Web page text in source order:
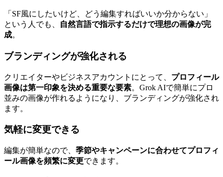
「SF風にしたいけど、どう編集すればいいか分からない」
という人でも、
自然言語で指示するだけで理想の画像が完
成。
ブランディングが強化される
クリエイターやビジネスアカウントにとって、 プロフィール
画像は第一印象を決める重要な要素。Grok AIで簡単にプロ
並みの画像が作れるようになり、ブランディングが強化され
ます。
気軽に変更できる
編集が簡単なので、 季節やキャンペーンに合わせてプロフィ
ール画像を頻繁に変更できます。